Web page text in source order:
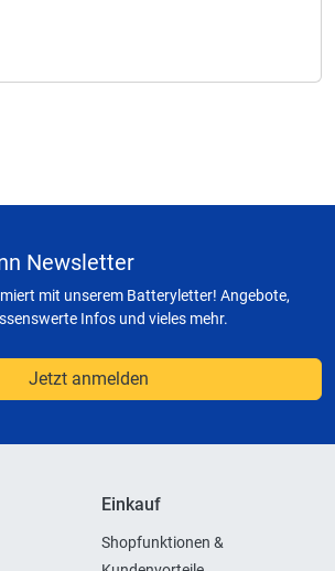
Newsletter
mit unserem Batteryletter! Angebote,
Infos und vieles mehr.
Jetzt anmelden
Einkauf
Shopfunktionen &